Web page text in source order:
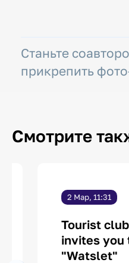
Станьте
прикрепить
Смотрите
2 Мар, 11:31
Tourist club
invites you to
"Watslet"